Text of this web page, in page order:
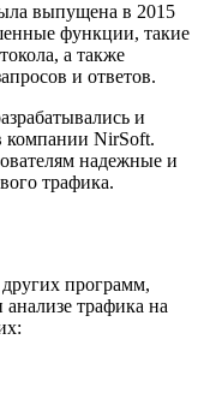
выпущена в 2015
функции, такие
а также
и ответов.
и
компании NirSoft.
надежные и
трафика.
программ,
трафика на